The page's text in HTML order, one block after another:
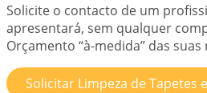
Solicite o contacto de um
apresentará, sem qualquer
Orçamento “à-medida” das suas
Solicitar Limpeza de Tapetes